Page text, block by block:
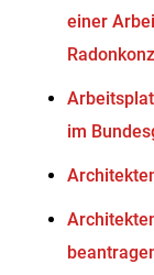
einer
im